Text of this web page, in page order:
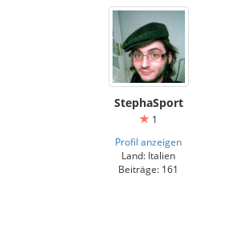
StephaSport
1
Profil anzeigen
Land: Italien
Beiträge: 161